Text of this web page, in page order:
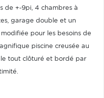
de +-9pi, 4 chambres à
garage double et un
pour les besoins de
piscine creusée au
tout clôturé et bordé par